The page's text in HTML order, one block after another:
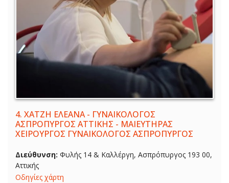
4. ΧΑΤΖΗ ΕΛΕΑΝΑ - ΓΥΝΑΙΚΟΛΟΓΟΣ
ΑΣΠΡΟΠΥΡΓΟΣ ΑΤΤΙΚΗΣ - ΜΑΙΕΥΤΗΡΑΣ
ΧΕΙΡΟΥΡΓΟΣ ΓΥΝΑΙΚΟΛΟΓΟΣ ΑΣΠΡΟΠΥΡΓΟΣ
Διεύθυνση: Φυλής 14 & Καλλέργη, Ασπρόπυργος 193 00,
Αττικής
Οδηγίες χάρτη